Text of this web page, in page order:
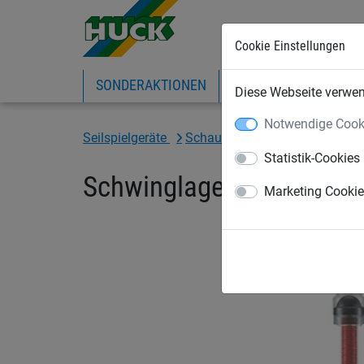
Cookie Einstellungen
Diese Webseite
Notwendige
Statistik-Cookies
Marketing
SONDERAKTIONEN EXPRESS-SHOP
Seilspielgeräte Schaukelzubehör
Schwinglager mit Bolzen